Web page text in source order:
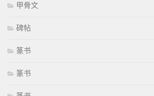
甲骨文
碑帖
篆书
篆书